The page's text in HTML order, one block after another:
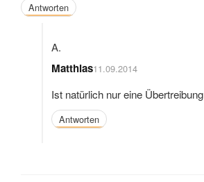
Antworten
Matthias11.09.2014
Ist natürlich nur eine Übertreibung
Antworten